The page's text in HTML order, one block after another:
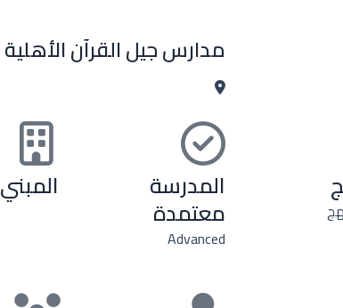
مدارس جيل القرآن الأهلية
المدرسة
معتمدة
Advanced
المبني